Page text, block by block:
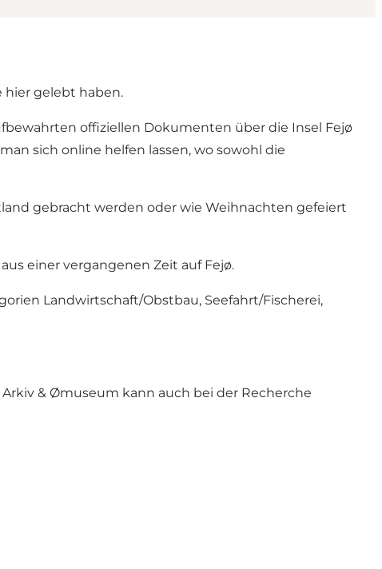
hier gelebt haben.
offiziellen Dokumenten über die Insel Fejø
sich online helfen lassen, wo sowohl die
gebracht werden oder wie Weihnachten gefeiert
einer vergangenen Zeit auf Fejø.
Landwirtschaft/Obstbau, Seefahrt/Fischerei,
& Ømuseum kann auch bei der Recherche